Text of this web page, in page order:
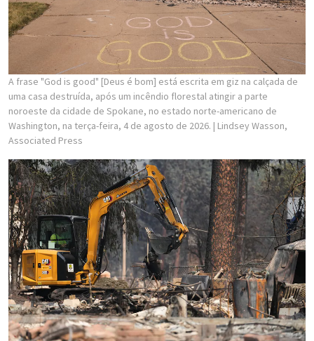
A frase "God is good" [Deus é bom] está escrita em giz na calçada de
uma casa destruída, após um incêndio florestal atingir a parte
noroeste da cidade de Spokane, no estado norte-americano de
Washington, na terça-feira, 4 de agosto de 2026. | Lindsey Wasson,
Associated Press